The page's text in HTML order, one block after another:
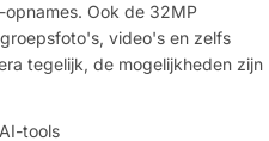
Ook de 32MP
video's en zelfs
tegelijk, de mogelijkheden zijn
tools